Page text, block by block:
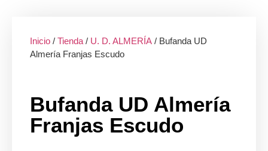
Inicio / Tienda / U. D. ALMERÍA / Bufanda UD
Almería Franjas Escudo
Bufanda UD Almería
Franjas Escudo